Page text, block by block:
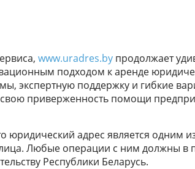
www.uradres.by продолжает
подходом к аренде
экспертную поддержку и гибкие
приверженность помощи
юридический адрес является одним
Любые операции с ним должны
Республики Беларусь.